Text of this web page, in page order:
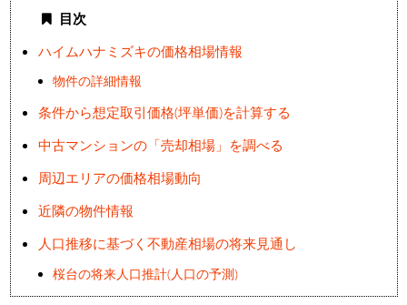
目次
ハイムハナミズキの価格相場情報
物件の詳細情報
条件から想定取引価格(坪単価)を計算する
中古マンションの「売却相場」を調べる
周辺エリアの価格相場動向
近隣の物件情報
人口推移に基づく不動産相場の将来見通し
桜台の将来人口推計(人口の予測)